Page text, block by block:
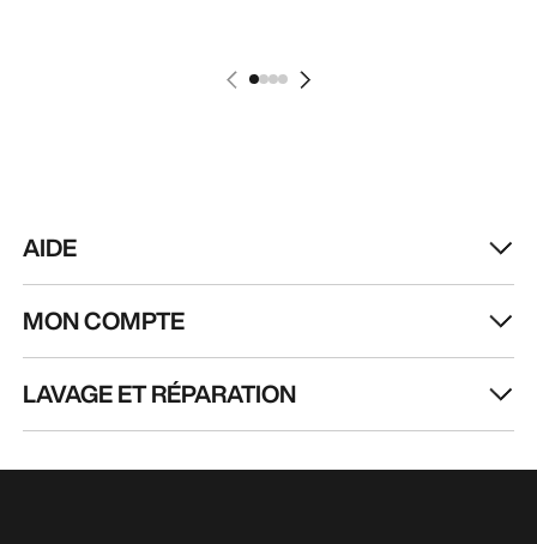
AIDE
MON COMPTE
LAVAGE ET RÉPARATION